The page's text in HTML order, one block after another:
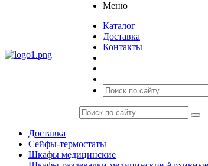
Меню
Каталог
Доставка
Контакты
Доставка
Сейфы-термостаты
Шкафы медицинские